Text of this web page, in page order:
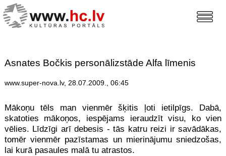
Asnates Bočkis personālizstāde Alfa līmenis
www.super-nova.lv, 28.07.2009., 06:45
Mākoņu tēls man vienmēr šķitis ļoti ietilpīgs. Dabā,
skatoties mākoņos, iespējams ieraudzīt visu, ko vien
vēlies. Līdzīgi arī debesis - tās katru reizi ir savādākas,
tomēr vienmēr pazīstamas un mierinājumu sniedzošas,
lai kurā pasaules malā tu atrastos.